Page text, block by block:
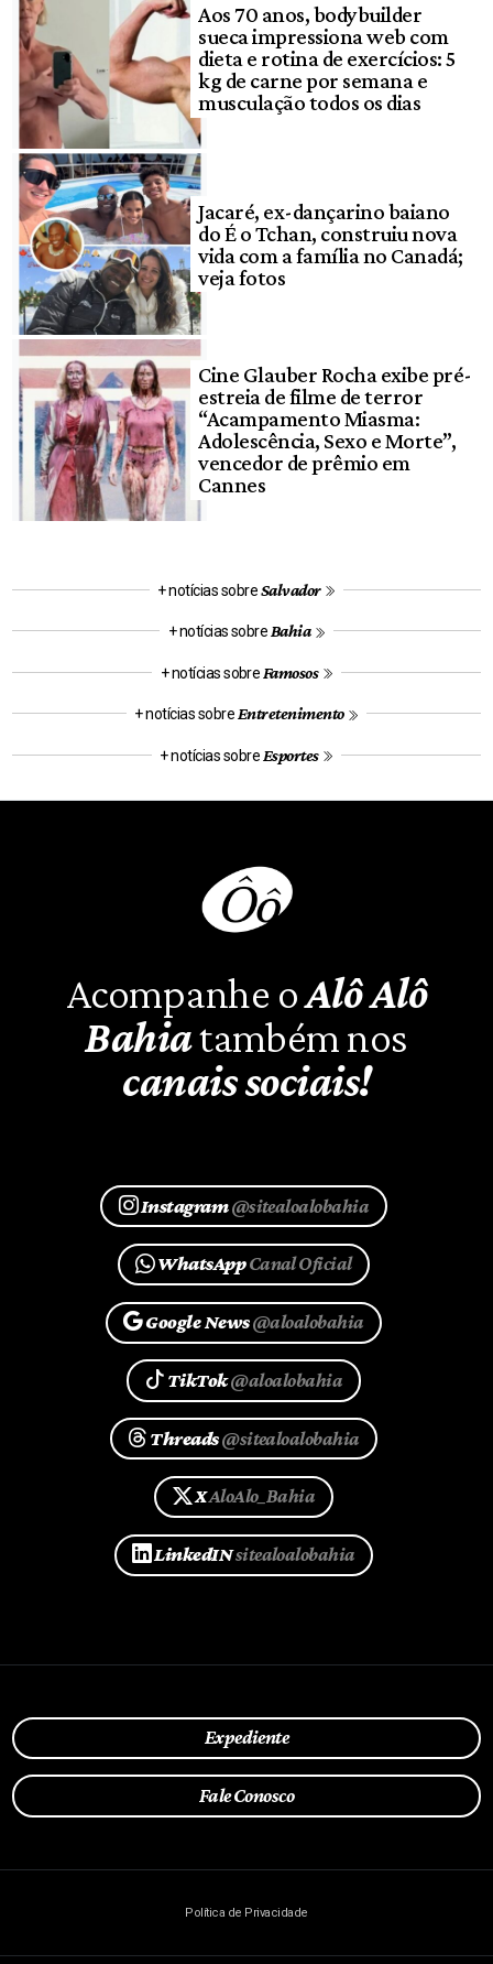
Aos 70 anos, bodybuilder
sueca impressiona web com
dieta e rotina de exercícios: 5
kg de carne por semana e
musculação todos os dias
Jacaré, ex-dançarino baiano
do É o Tchan, construiu nova
vida com a família no Canadá;
veja fotos
Cine Glauber Rocha exibe pré-
estreia de filme de terror
“Acampamento Miasma:
Adolescência, Sexo e Morte”,
vencedor de prêmio em
Cannes
+ notícias sobreSalvador
+ notícias sobre Bahia
+ notícias sobre Famosos
+ notícias sobre Entretenimento
+ notícias sobre Esportes
Acompanhe oAlô Alô
Bahiatambém nos
canais sociais!
Instagram@sitealoalobahia
WhatsAppCanal Oficial
Google News@aloalobahia
TikTok@aloalobahia
Threads@sitealoalobahia
XAloAlo_Bahia
LinkedINsitealoalobahia
Expediente
Fale Conosco
Política de Privacidade